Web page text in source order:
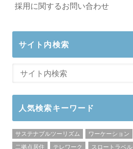
採用に関するお問い合わせ
サイト内検索
人気検索キーワード
サステナブルツーリズム ワーケーション
二拠点居住
テレワーク スロートラベル